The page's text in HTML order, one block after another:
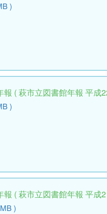
)
( 萩市立図書館年報 平成
)
( 萩市立図書館年報 平成
)